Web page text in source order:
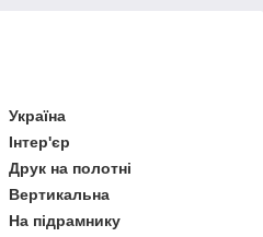
Україна
Інтер'єр
Друк на полотні
Вертикальна
На підрамнику